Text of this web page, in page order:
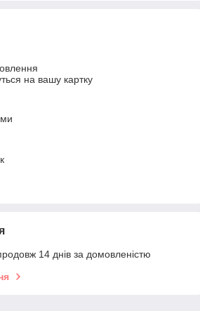
на вашу картку
14 днів за домовленістю